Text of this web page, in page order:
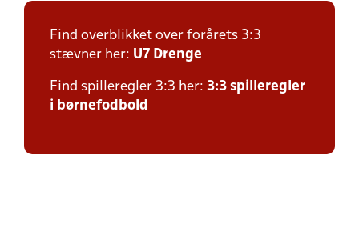
Find overblikket over forårets 3:3
stævner her: U7 Drenge
Find spilleregler 3:3 her: 3:3 spilleregler
i børnefodbold